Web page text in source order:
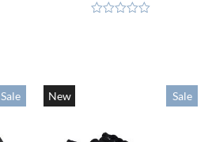
Sale Sale
New